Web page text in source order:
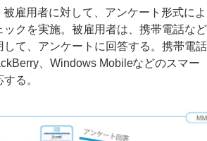
雇用者に対して、アンケート形式によ
ックを実施。被雇用者は、携帯電話など
て、アンケートに回答する。携帯電話
、Windows Mobileなどのスマー
る。